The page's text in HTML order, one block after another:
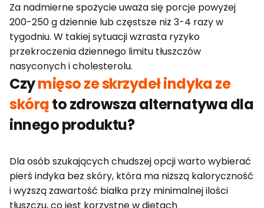
Za nadmierne spożycie uważa się porcje powyżej
200-250 g dziennie lub częstsze niż 3-4 razy w
tygodniu. W takiej sytuacji wzrasta ryzyko
przekroczenia dziennego limitu tłuszczów
nasyconych i cholesterolu.
Czymięso ze skrzydeł indyka ze
skórąto zdrowsza alternatywa dla
innego produktu?
Dla osób szukających chudszej opcji warto wybierać
pierś indyka bez skóry, która ma niższą kaloryczność
i wyższą zawartość białka przy minimalnej ilości